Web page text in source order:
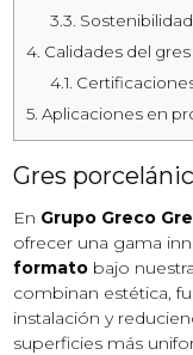
3.3.
4. Calidades del
4.1.
5. Aplicaciones en
Gres
En Grupo Greco
ofrecer una gama
formato bajo
combinan estética,
instalación y
superficies más